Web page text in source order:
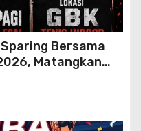
Bersama
Matangkan